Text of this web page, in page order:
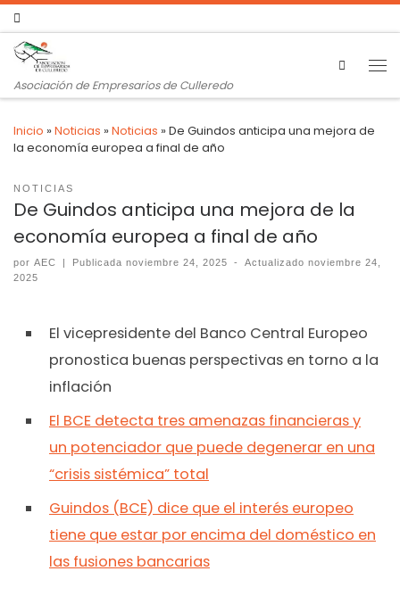
Asociación de Empresarios de Culleredo
Search
Inicio »Noticias »Noticias »De Guindos anticipa una mejora de
la economía europea a final de año
NOTICIAS
De Guindos anticipa una mejora de la
economía europea a final de año
por AEC | Publicadanoviembre 24, 2025 - Actualizadonoviembre 24,
2025
El vicepresidente del Banco Central Europeo
pronostica buenas perspectivas en torno a la
inflación
El BCE detecta tres amenazas financieras y
un potenciador que puede degenerar en una
“crisis sistémica” total
Guindos (BCE) dice que el interés europeo
tiene que estar por encima del doméstico en
las fusiones bancarias